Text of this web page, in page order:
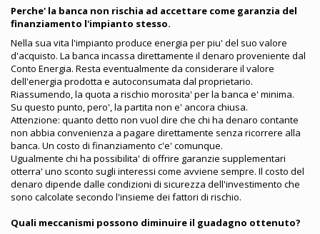
Perche' la banca non rischia ad accettare come garanzia del
finanziamento l'impianto stesso.
Nella sua vita l'impianto produce energia per piu' del suo valore
d'acquisto. La banca incassa direttamente il denaro proveniente dal
Conto Energia. Resta eventualmente da considerare il valore
dell'energia prodotta e autoconsumata dal proprietario.
Riassumendo, la quota a rischio morosita' per la banca e' minima.
Su questo punto, pero', la partita non e' ancora chiusa.
Attenzione: quanto detto non vuol dire che chi ha denaro contante
non abbia convenienza a pagare direttamente senza ricorrere alla
banca. Un costo di finanziamento c'e' comunque.
Ugualmente chi ha possibilita' di offrire garanzie supplementari
otterra' uno sconto sugli interessi come avviene sempre. Il costo del
denaro dipende dalle condizioni di sicurezza dell'investimento che
sono calcolate secondo l'insieme dei fattori di rischio.
Quali meccanismi possono diminuire il guadagno ottenuto?